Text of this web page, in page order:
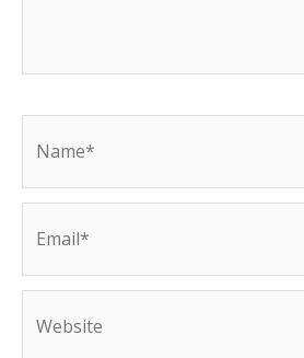
Name*
Email*
Website